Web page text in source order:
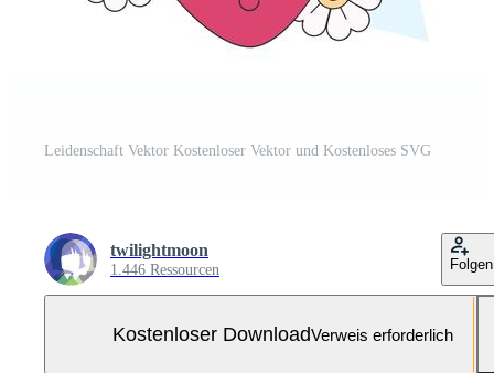
Leidenschaft Vektor Kostenloser Vektor und Kostenloses SVG
twilightmoon
1.446 Ressourcen Folgen
Kostenloser DownloadVerweis erforderlich